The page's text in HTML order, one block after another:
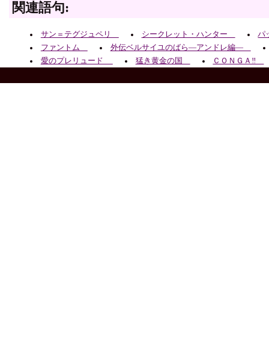
関連語句:
サン＝テグジュペリ シークレット・ハンター
パ
ファントム
外伝ベルサイユのばら—アンドレ編—
愛のプレリュード
猛き黄金の国 ＣＯＮＧＡ‼